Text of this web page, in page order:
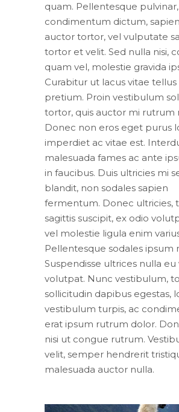
quam. Pellentesque
condimentum dictum,
auctor tortor, vel vulputate
tortor et velit. Sed nulla nisi,
quam vel, molestie gravida
Curabitur ut lacus vitae tellus
pretium. Proin vestibulum
tortor, quis auctor mi rutrum
Donec non eros eget purus
imperdiet ac vitae est.
malesuada fames ac ante
in faucibus. Duis ultricies mi
blandit, non sodales sapien
fermentum. Donec ultricies,
sagittis suscipit, ex odio
vel molestie ligula enim
Pellentesque sodales ipsum
Suspendisse ultrices nulla
volutpat. Nunc vestibulum,
sollicitudin dapibus egestas,
vestibulum turpis, ac
erat ipsum rutrum dolor.
nisi ut congue rutrum.
velit, semper hendrerit
malesuada auctor nulla.